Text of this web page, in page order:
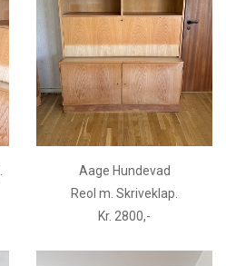
Aage Hundevad
Reol m. Skriveklap.
Kr. 2800,-